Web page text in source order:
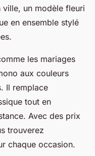
un modèle fleuri
en ensemble stylé
les mariages
aux couleurs
Il remplace
tout en
Avec des prix
trouverez
chaque occasion.